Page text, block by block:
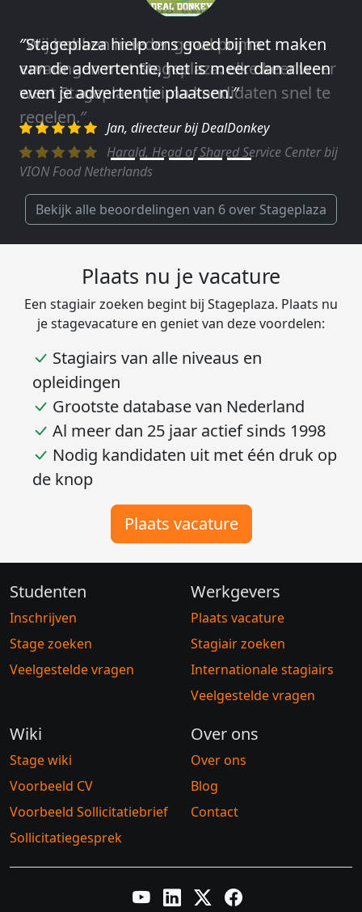
″Wij hebben in ieder geval prima
ervaringen met Stageplaza: elke keer weer
weet Stageplaza prima kandidaten snel te
regelen.″
Harald, Head of Shared Service Center bij
VION Food Netherlands
Bekijk alle beoordelingen van 6 over Stageplaza
Plaats nu je vacature
Een stagiair zoeken begint bij Stageplaza. Plaats nu
je stagevacature en geniet van deze voordelen:
Stagiairs van alle niveaus en
opleidingen
Grootste database van Nederland
Al meer dan 25 jaar actief sinds 1998
Nodig kandidaten uit met één druk op
de knop
Plaats vacature
Studenten
Inschrijven
Stage zoeken
Veelgestelde vragen
Werkgevers
Plaats vacature
Stagiair zoeken
Internationale stagiairs
Veelgestelde vragen
Wiki
Stage wiki
Voorbeeld CV
Voorbeeld Sollicitatiebrief
Sollicitatiegesprek
Over ons
Over ons
Blog
Contact
YouTubeLinkedInTwitter XFacebook